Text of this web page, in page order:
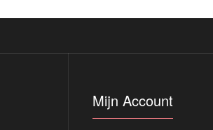
Mijn Account